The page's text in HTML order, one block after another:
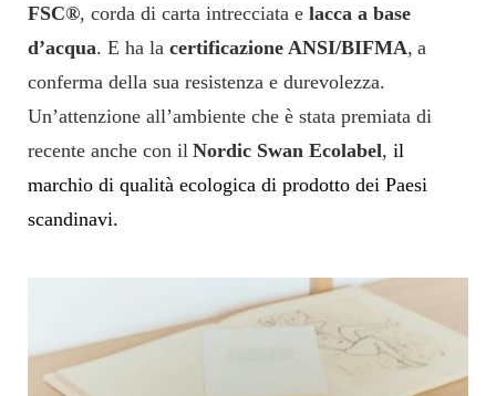
FSC®, corda di carta intrecciata e lacca a base
d’acqua. E ha la certificazione ANSI/BIFMA, a
conferma della sua resistenza e durevolezza.
Un’attenzione all’ambiente che è stata premiata di
recente anche con il Nordic Swan Ecolabel, il
marchio di qualità ecologica di prodotto dei Paesi
scandinavi.